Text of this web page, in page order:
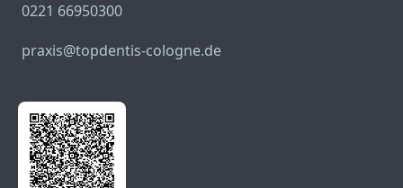
0221 66950300
praxis@topdentis-cologne.de